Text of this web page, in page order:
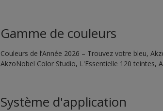
Gamme de couleurs
Couleurs de l’Année 2026 – Trouvez votre bleu,
AkzoNobel Color Studio, L'Essentielle 120 teintes,
Système d'application